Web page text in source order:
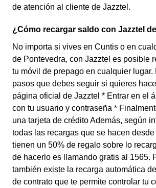
de atención al cliente de Jazztel.
¿Cómo recargar saldo con Jazztel
No importa si vives en Cuntis o en
de Pontevedra, con Jazztel es posible
tu móvil de prepago en cualquier lugar.
pasos que debes seguir si quieres
página oficial de Jazztel * Entrar en el
con tu usuario y contraseña *
una tarjeta de crédito Además, según
todas las recargas que se hacen desde
tienen un 50% de regalo sobre lo
de hacerlo es llamando gratis al 1565.
también existe la recarga automática
de contrato que te permite controlar tu